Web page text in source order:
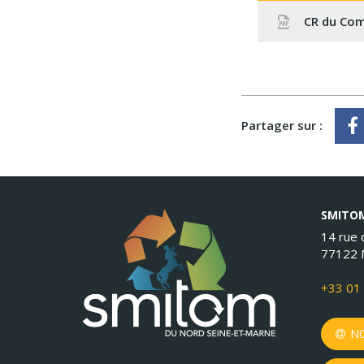
CR du
Partager sur :
14 rue
77122
+33 01